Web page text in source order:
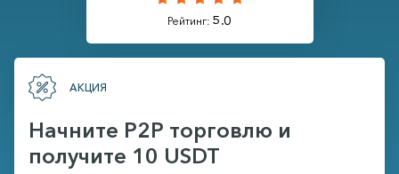
Рейтинг: 5.0
АКЦИЯ
Начните P2P торговлю и
получите 10 USDT